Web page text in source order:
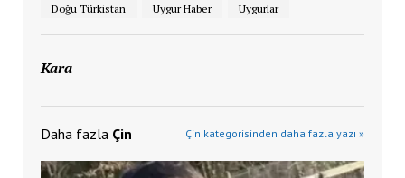
Doğu Türkistan Uygur Haber Uygurlar
Kara
Daha fazla Çin Çin kategorisinden daha fazla yazı »